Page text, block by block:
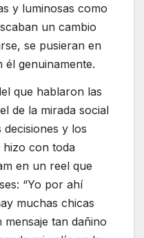
y luminosas como
un cambio
se pusieran en
genuinamente.
que hablaron las
de la mirada social
decisiones y los
hizo con toda
en un reel que
“Yo por ahí
muchas chicas
mensaje tan dañino